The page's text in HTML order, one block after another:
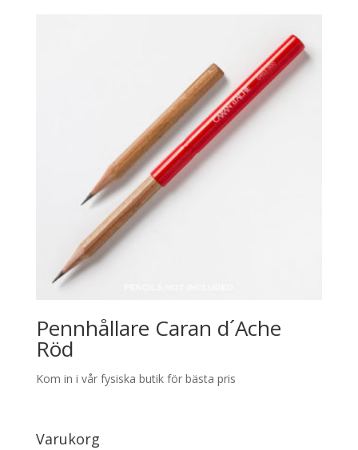
Pennhållare Caran d´Ache
Röd
Kom in i vår fysiska butik för bästa pris
Varukorg